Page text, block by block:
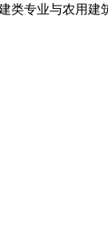
专业与农用建